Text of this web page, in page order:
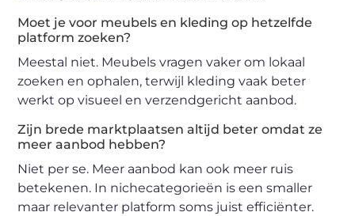
Moet je voor meubels en kleding op hetzelfde
platform zoeken?
Meestal niet. Meubels vragen vaker om lokaal
zoeken en ophalen, terwijl kleding vaak beter
werkt op visueel en verzendgericht aanbod.
Zijn brede marktplaatsen altijd beter omdat ze
meer aanbod hebben?
Niet per se. Meer aanbod kan ook meer ruis
betekenen. In nichecategorieën is een smaller
maar relevanter platform soms juist efficiënter.